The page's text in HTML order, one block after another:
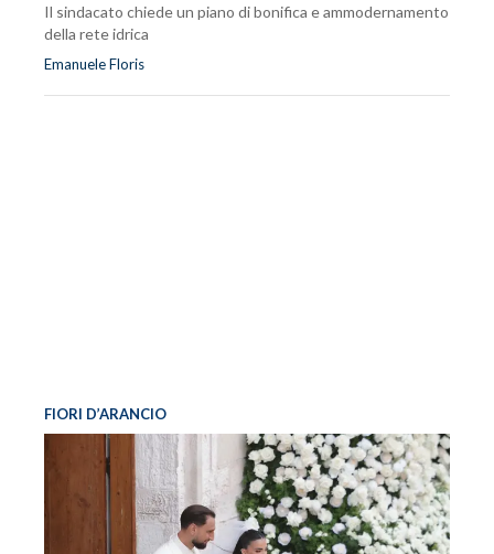
Il sindacato chiede un piano di bonifica e ammodernamento
della rete idrica
Emanuele Floris
FIORI D’ARANCIO